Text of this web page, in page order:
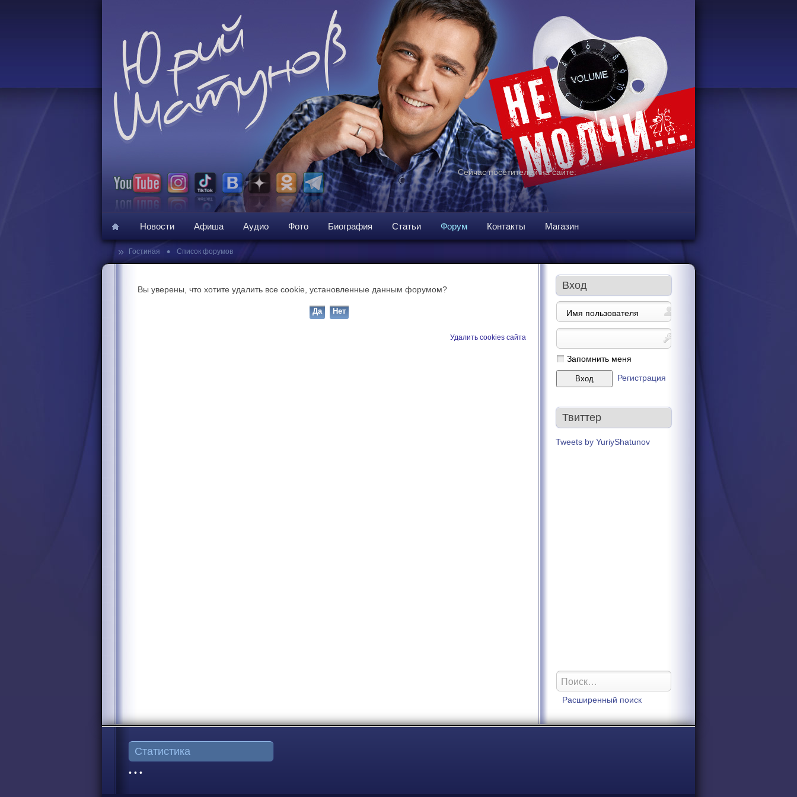
Сейчас посетителей на сайте:
Новости Афиша Аудио Фото Биография Статьи Форум Контакты Магазин
» Гостиная • Список форумов
Вы уверены, что хотите удалить все cookie, установленные данным форумом?
Удалить cookies сайта
Вход
Запомнить меня
Регистрация
Твиттер
Tweets by YuriyShatunov
Расширенный поиск
Статистика
• • •